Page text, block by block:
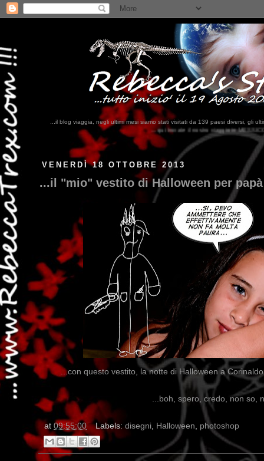
...il blog viaggia, negli ultimi mesi siamo stati visitati da 139 paesi diversi, gli
...qui trovate il nostro viaggio in MESSICO 2023...clikka qui !!!
VENERDÌ 18 OTTOBRE 2013
...il "mio" vestito di Halloween per
...con questo vestito, la notte di Halloween a
...boh, spero, credo, non so,
at 09:55:00 Labels: disegni, Halloween, photoshop